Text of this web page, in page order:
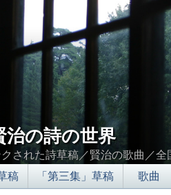
治の詩の世界
された詩草稿／賢治の歌曲／
稿 「第三集」草稿 歌曲